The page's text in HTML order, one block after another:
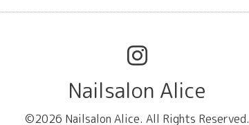
Nailsalon Alice
©2026 Nailsalon Alice. All Rights Reserved.